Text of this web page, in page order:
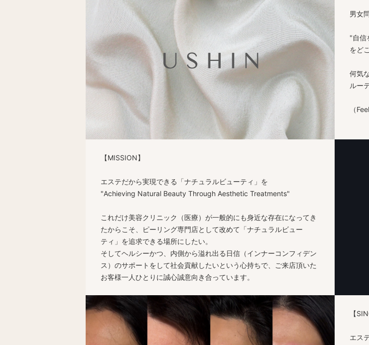
男女
"自信
をど
何気
ルー
（
【MISSION】
エステだから実現できる「ナチュラルビューティ」を
"Achieving Natural Beauty Through Aesthetic Treatments"
これだけ美容クリニック（医療）が一般的にも身近な存在になってき
たからこそ、ピーリング専門店として改めて「ナチュラルビュー
ティ」を追求できる場所にしたい。
そしてヘルシーかつ、内側から溢れ出る日信（インナーコンフィデン
ス）のサポートをして社会貢献したいという心持ちで、ご来店頂いた
お客様一人ひとりに誠心誠意向き合っています。
【
エス